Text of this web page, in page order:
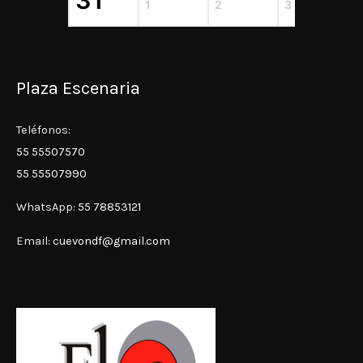
1 2 3
Plaza Escenaria
Teléfonos:
55 55507570
55 55507990
WhatsApp: 55 78853121
Email: cuevondf@gmail.com